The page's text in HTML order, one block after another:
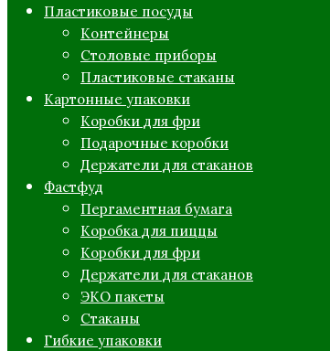
Пластиковые посуды
Контейнеры
Столовые приборы
Пластиковые стаканы
Картонные упаковки
Коробки для фри
Подарочные коробки
Держатели для стаканов
Фастфуд
Пергаментная бумага
Коробка для пиццы
Коробки для фри
Держатели для стаканов
ЭКО пакеты
Стаканы
Гибкие упаковки